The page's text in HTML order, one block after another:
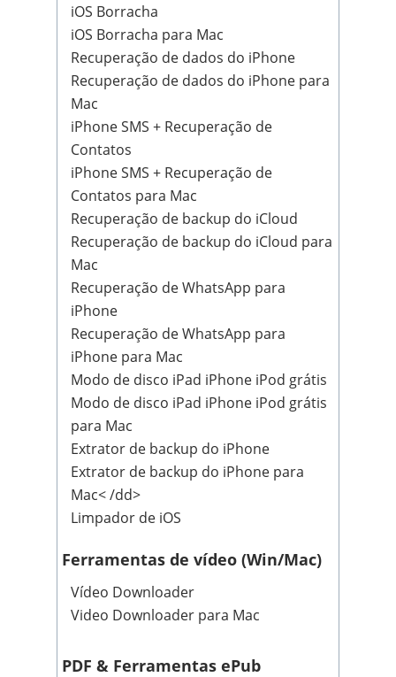
iOS Borracha
iOS Borracha para Mac
Recuperação de dados do iPhone
Recuperação de dados do iPhone para
Mac
iPhone SMS + Recuperação de
Contatos
iPhone SMS + Recuperação de
Contatos para Mac
Recuperação de backup do iCloud
Recuperação de backup do iCloud para
Mac
Recuperação de WhatsApp para
iPhone
Recuperação de WhatsApp para
iPhone para Mac
Modo de disco iPad iPhone iPod grátis
Modo de disco iPad iPhone iPod grátis
para Mac
Extrator de backup do iPhone
Extrator de backup do iPhone para
Mac< /dd>
Limpador de iOS
Ferramentas de vídeo (Win/Mac)
Vídeo Downloader
Video Downloader para Mac
PDF & Ferramentas ePub